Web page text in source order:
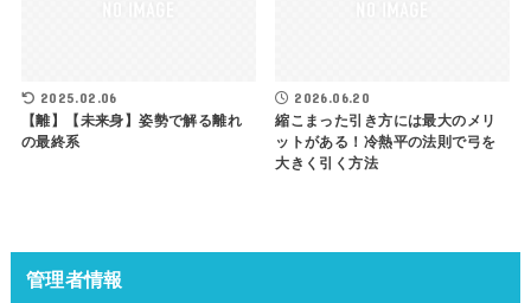
2025.02.06
【離】【未来身】姿勢で解る離れ
の最終系
2026.06.20
縮こまった引き方には最大のメリ
ットがある！冷熱平の法則で弓を
大きく引く方法
管理者情報